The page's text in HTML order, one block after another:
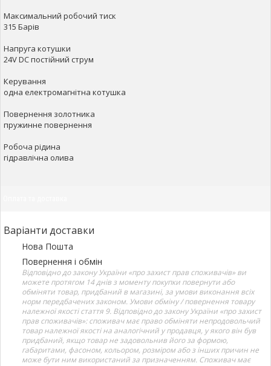
Максимальний робочий тиск
315 Барів
Напруга котушки
24V DC постійний струм
Керування
одна електромагнітна котушка
Повернення золотника
пружинне повернення
Робоча рідина
гідравлічна олива
Варіанти доставки
Нова Пошта
Повернення і обмін
Відповідно до закону України «про захист прав споживачів» ви
можете протягом 14 днів з моменту покупки повернути або
обміняти товар, придбаний в магазині, за умови виконання всіх
норм передбачених законом. Умови обміну / повернення товару
належної якості стаття 9. Відповідно до закону України «про захист
прав споживачів»: споживач має право обміняти непродовольчий
товар належної якості на аналогічний у продавця, у якого він був
придбаний, якщо товар не задовольнив його за формою,
габаритами, фасоном, кольором, розміром або з інших причин не
може бути ним використаний за призначенням. Споживач має